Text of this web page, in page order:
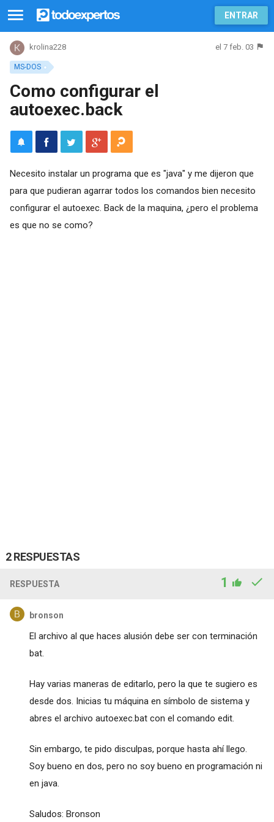
ENTRAR
MS-DOS
krolina228 el 7 feb. 03
Como configurar el
autoexec.back
Necesito instalar un programa que es "java" y me dijeron que
para que pudieran agarrar todos los comandos bien necesito
configurar el autoexec. Back de la maquina, ¿pero el problema
es que no se como?
2 RESPUESTAS
RESPUESTA 1
bronson
El archivo al que haces alusión debe ser con terminación
bat.
Hay varias maneras de editarlo, pero la que te sugiero es
desde dos. Inicias tu máquina en símbolo de sistema y
abres el archivo autoexec.bat con el comando edit.
Sin embargo, te pido disculpas, porque hasta ahí llego.
Soy bueno en dos, pero no soy bueno en programación ni
en java.
Saludos: Bronson